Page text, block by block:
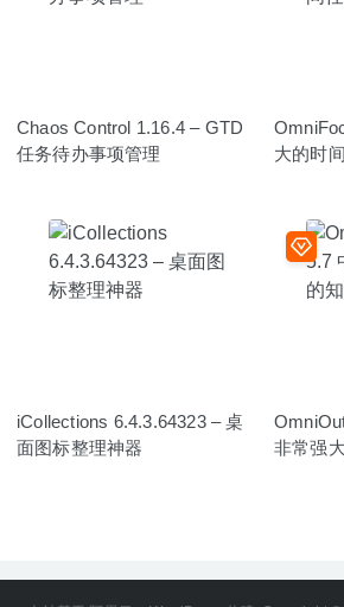
Chaos Control 1.16.4 – GTD
任务待办事项管理
大的时
iCollections 6.4.3.64323 – 桌
面图标整理神器
非常强